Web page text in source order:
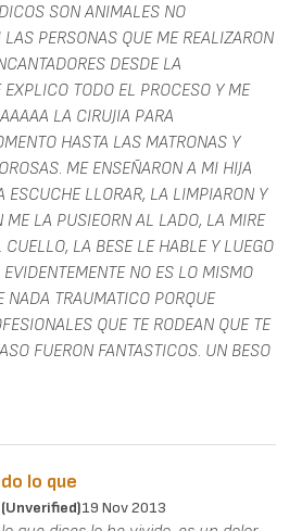
SON ANIMALES NO
PERSONAS QUE ME REALIZARON
DESDE LA
TODO EL PROCESO Y ME
LA CIRUJIA PARA
HASTA LAS MATRONAS Y
ME ENSEÑARON A MI HIJA
ESCUCHE LLORAR, LA LIMPIARON Y
ME LA PUSIEORN AL LADO, LA MIRE
LA BESE LE HABLE Y LUEGO
NO ES LO MISMO
NADA TRAUMATICO PORQUE
QUE TE RODEAN QUE TE
FUERON FANTASTICOS. UN BESO
lo que
(unverified)19 Nov 2013